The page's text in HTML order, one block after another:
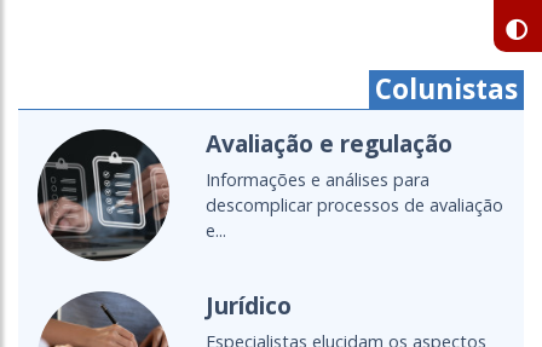
Colunistas
Cartografias do setor
Um olhar global para as políticas,
diálogos e transformações da...
Ensino a distância
Fique por dentro das principais